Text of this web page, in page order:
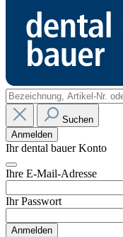
Suchen
Anmelden
Ihr dental bauer Konto
Ihre E-Mail-Adresse
Ihr Passwort
Anmelden